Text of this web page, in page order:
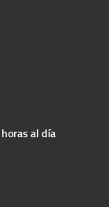
al día